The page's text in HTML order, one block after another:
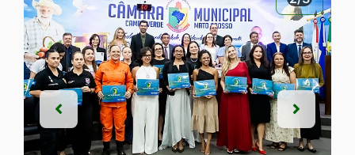
Anterior
Anterior Próxima